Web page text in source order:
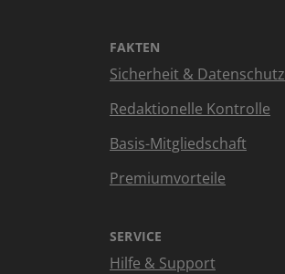
FAKTEN
Sicherheit & Datenschutz
Redaktionelle Kontrolle
Basis-Mitgliedschaft
Premiumvorteile
SERVICE
Hilfe & Support